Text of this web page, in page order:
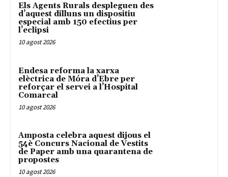
Els Agents Rurals despleguen des
d’aquest dilluns un dispositiu
especial amb 150 efectius per
l’eclipsi
10 agost 2026
Endesa reforma la xarxa
elèctrica de Móra d’Ebre per
reforçar el servei a l’Hospital
Comarcal
10 agost 2026
Amposta celebra aquest dijous el
54è Concurs Nacional de Vestits
de Paper amb una quarantena de
propostes
10 agost 2026